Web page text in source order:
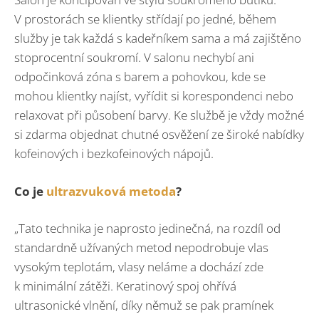
V prostorách se klientky střídají po jedné, během
služby je tak každá s kadeřníkem sama a má zajištěno
stoprocentní soukromí. V salonu nechybí ani
odpočinková zóna s barem a pohovkou, kde se
mohou klientky najíst, vyřídit si korespondenci nebo
relaxovat při působení barvy. Ke službě je vždy možné
si zdarma objednat chutné osvěžení ze široké nabídky
kofeinových i bezkofeinových nápojů.
Co je ultrazvuková metoda?
„Tato technika je naprosto jedinečná, na rozdíl od
standardně užívaných metod nepodrobuje vlas
vysokým teplotám, vlasy neláme a dochází zde
k minimální zátěži. Keratinový spoj ohřívá
ultrasonické vlnění, díky němuž se pak pramínek